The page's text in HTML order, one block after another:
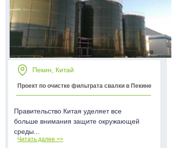
Пекин, Китай
Проект по очистке фильтрата свалки в Пекине
Правительство Китая уделяет все
больше внимания защите окружающей
среды...
Читать далее >>